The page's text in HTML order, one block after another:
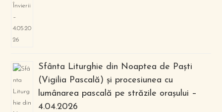
Sfânta Liturghie din Noaptea de Paști
(Vigilia Pascală) și procesiunea cu
lumânarea pascală pe străzile orașului –
4.04.2026